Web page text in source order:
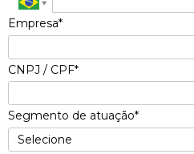
Empresa*
CNPJ / CPF*
Segmento de atuação*